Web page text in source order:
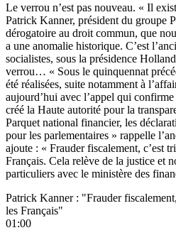
Le verrou n’est pas nouveau. « Il
Patrick Kanner, président du groupe
dérogatoire au droit commun, que
a une anomalie historique. C’est
socialistes, sous la présidence
verrou… « Sous le quinquennat
été réalisées, suite notamment à
aujourd’hui avec l’appel qui
créé la Haute autorité pour la
Parquet national financier, les
pour les parlementaires » rappelle
ajoute : « Frauder fiscalement, c’est
Français. Cela relève de la justice et
particuliers avec le ministère des
Patrick Kanner : "Frauder
les Français"
01:00